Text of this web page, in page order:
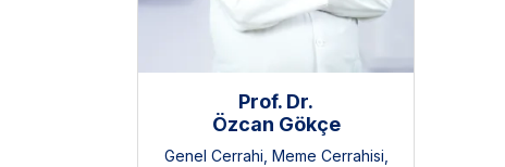
Prof. Dr.
Özcan Gökçe
Genel Cerrahi Meme Cerrahisi